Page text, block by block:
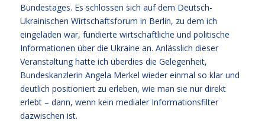
Bundestages. Es schlossen sich auf dem Deutsch-
Ukrainischen Wirtschaftsforum in Berlin, zu dem ich
eingeladen war, fundierte wirtschaftliche und politische
Informationen über die Ukraine an. Anlässlich dieser
Veranstaltung hatte ich überdies die Gelegenheit,
Bundeskanzlerin Angela Merkel wieder einmal so klar und
deutlich positioniert zu erleben, wie man sie nur direkt
erlebt – dann, wenn kein medialer Informationsfilter
dazwischen ist.